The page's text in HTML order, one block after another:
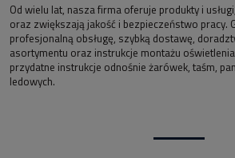
Od wielu lat, nasza firma oferuje produkty i
oraz zwiększają jakość i bezpieczeństwo pracy.
profesjonalną obsługę, szybką dostawę,
asortymentu oraz instrukcje montażu
przydatne instrukcje odnośnie żarówek, taśm,
ledowych.